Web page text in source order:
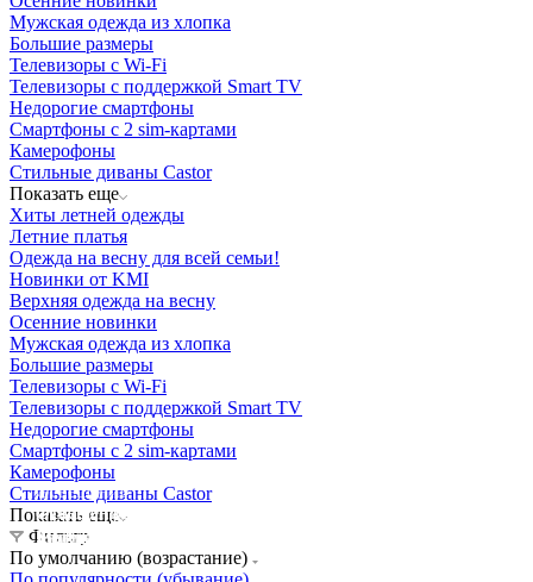
Мужская одежда из хлопка
Большие размеры
Телевизоры с Wi-Fi
Телевизоры с поддержкой Smart TV
Недорогие смартфоны
Смартфоны с 2 sim-картами
Камерофоны
Стильные диваны Castor
Показать еще
Хиты летней одежды
Летние платья
Одежда на весну для всей семьи!
Новинки от KMI
Верхняя одежда на весну
Осенние новинки
Мужская одежда из хлопка
Большие размеры
Телевизоры с Wi-Fi
Телевизоры с поддержкой Smart TV
Недорогие смартфоны
Смартфоны с 2 sim-картами
Камерофоны
Стильные диваны Castor
Показать еще
Фильтр
По умолчанию (возрастание)
Освещение
Здания префектуры ТиНАО
Освещение
Калужский завод путевых машин и гидроприводов
Освещение
СТРОИТЕЛЬНЫЙ ГИПЕРМАРКЕТ «ЛЕРУА
МЕРЛЕН»
Освещение
Железнодорожный вокзал Арзамас-1